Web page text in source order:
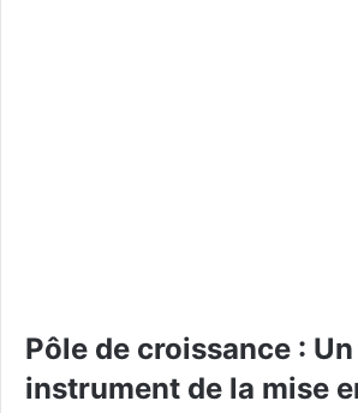
Pôle de croissance : Un
instrument de la mise